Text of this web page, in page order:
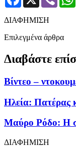
ΔΙΑΦΗΜΙΣΗ
Επιλεγμένα άρθρα
Διαβάστε
Βίντεο –
Ηλεία: Πατέρας
Μαύρο Ρόδο: Η
ΔΙΑΦΗΜΙΣΗ